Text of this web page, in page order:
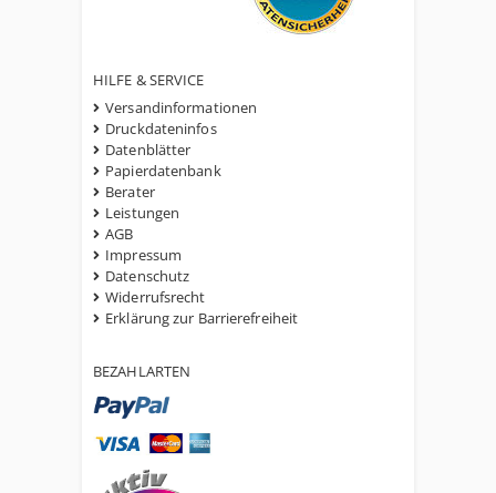
HILFE & SERVICE
Versandinformationen
Druckdateninfos
Datenblätter
Papierdatenbank
Berater
Leistungen
AGB
Impressum
Datenschutz
Widerrufsrecht
Erklärung zur Barrierefreiheit
BEZAHLARTEN